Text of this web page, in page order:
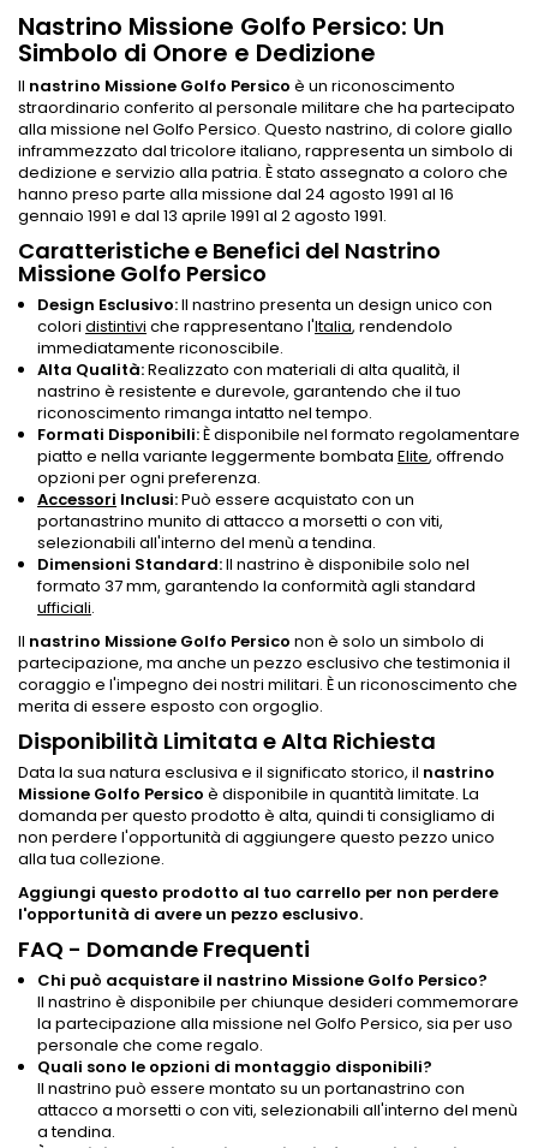
Nastrino Missione Golfo Persico: Un
Simbolo di Onore e Dedizione
Il nastrino Missione Golfo Persico è un riconoscimento
straordinario conferito al personale militare che ha partecipato
alla missione nel Golfo Persico. Questo nastrino, di colore giallo
inframmezzato dal tricolore italiano, rappresenta un simbolo di
dedizione e servizio alla patria. È stato assegnato a coloro che
hanno preso parte alla missione dal 24 agosto 1991 al 16
gennaio 1991 e dal 13 aprile 1991 al 2 agosto 1991.
Caratteristiche e Benefici del Nastrino
Missione Golfo Persico
Design Esclusivo:Il nastrino presenta un design unico con
colori distintivi che rappresentano l'Italia, rendendolo
immediatamente riconoscibile.
Alta Qualità:Realizzato con materiali di alta qualità, il
nastrino è resistente e durevole, garantendo che il tuo
riconoscimento rimanga intatto nel tempo.
Formati Disponibili:È disponibile nel formato regolamentare
piatto e nella variante leggermente bombata Elite, offrendo
opzioni per ogni preferenza.
Accessori Inclusi:Può essere acquistato con un
portanastrino munito di attacco a morsetti o con viti,
selezionabili all'interno del menù a tendina.
Dimensioni Standard:Il nastrino è disponibile solo nel
formato 37 mm, garantendo la conformità agli standard
ufficiali.
Il nastrino Missione Golfo Persico non è solo un simbolo di
partecipazione, ma anche un pezzo esclusivo che testimonia il
coraggio e l'impegno dei nostri militari. È un riconoscimento che
merita di essere esposto con orgoglio.
Disponibilità Limitata e Alta Richiesta
Data la sua natura esclusiva e il significato storico, il nastrino
Missione Golfo Persico è disponibile in quantità limitate. La
domanda per questo prodotto è alta, quindi ti consigliamo di
non perdere l'opportunità di aggiungere questo pezzo unico
alla tua collezione.
Aggiungi questo prodotto al tuo carrello per non perdere
l'opportunità di avere un pezzo esclusivo.
FAQ - Domande Frequenti
Chi può acquistare il nastrino Missione Golfo Persico?
Il nastrino è disponibile per chiunque desideri commemorare
la partecipazione alla missione nel Golfo Persico, sia per uso
personale che come regalo.
Quali sono le opzioni di montaggio disponibili?
Il nastrino può essere montato su un portanastrino con
attacco a morsetti o con viti, selezionabili all'interno del menù
a tendina.